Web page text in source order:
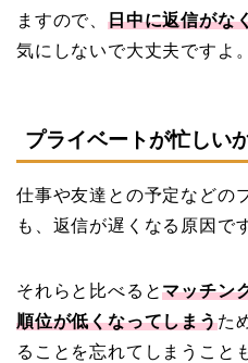
ますので、 日中に返信がな
気にしないで大丈夫ですよ。
プライベートが忙しい
仕事や友達との予定などの
も、返信が遅くなる原因で
それらと比べるとマッチン
順位が低くなってしまうた
ることを忘れてしまうこと